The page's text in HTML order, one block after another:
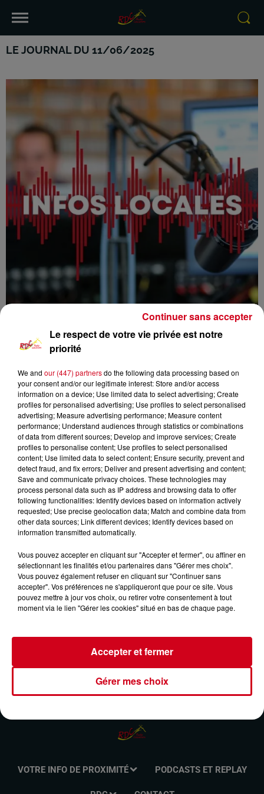
LE JOURNAL DU 11/06/2025
RDC infos locales
RDC RADIO COUSERANS
Les Infos Locales
0:00 4 min 48 sec
11 juin 2025 - 4 min 48 sec
Réalisées et présentées par Jean-Louis PEGUILLAN.
Le 1/4 d'heure local. Retrouvez votre rendez-vous
d'information, du lundi au vendredi à 7h, 12h et 18h. Un
votre région.
VOTRE INFO DE PROXIMITÉ PODCASTS ET REPLAY
Le respect de votre vie privée est notre
priorité
We and our (447) partnersdo the following data processing based on
your consent and/or our legitimate interest: Store and/or access
information on a device; Use limited data to select advertising; Create
profiles for personalised advertising; Use profiles to select personalised
advertising; Measure advertising performance; Measure content
performance; Understand audiences through statistics or combinations
of data from different sources; Develop and improve services; Create
profiles to personalise content; Use profiles to select personalised
content; Use limited data to select content; Ensure security, prevent and
detect fraud, and fix errors; Deliver and present advertising and content;
Save and communicate privacy choices. These technologies may
process personal data such as IP address and browsing data to offer
following functionalities: Identify devices based on information actively
requested; Use precise geolocation data; Match and combine data from
other data sources; Link different devices; Identify devices based on
information transmitted automatically.
Vous pouvez accepter en cliquant sur "Accepter et fermer", ou affiner en
sélectionnant les finalités et/ou partenaires dans "Gérer mes choix".
Vous pouvez également refuser en cliquant sur "Continuer sans
accepter". Vos préférences ne s'appliqueront que pour ce site. Vous
pouvez mettre à jour vos choix, ou retirer votre consentement à tout
moment via le lien "Gérer les cookies" situé en bas de chaque page.
Gérer mes choix
Accepter et fermer
Continuer sans accepter